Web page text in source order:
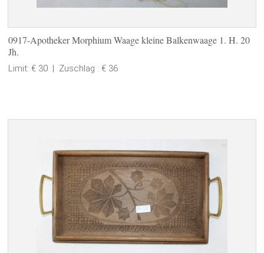
0917-Apotheker Morphium Waage kleine Balkenwaage 1. H. 20
Jh.
Limit: € 30 | Zuschlag : € 36